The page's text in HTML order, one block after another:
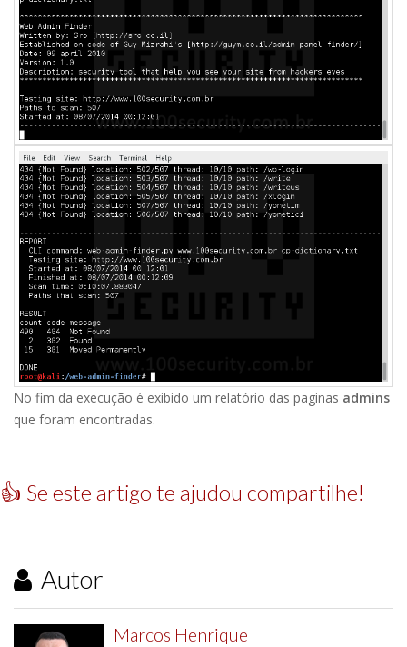
No fim da execução é exibido um relatório das paginas admins
que foram encontradas.
👍 Se este artigo te ajudou compartilhe!
Autor
Marcos Henrique